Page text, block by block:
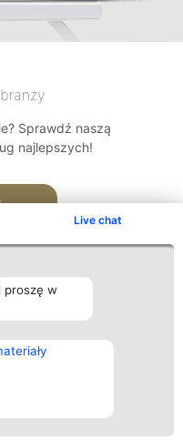
Live chat
proszę w
Sprawdź naszą
najlepszych!
Kontakt
Kontakt